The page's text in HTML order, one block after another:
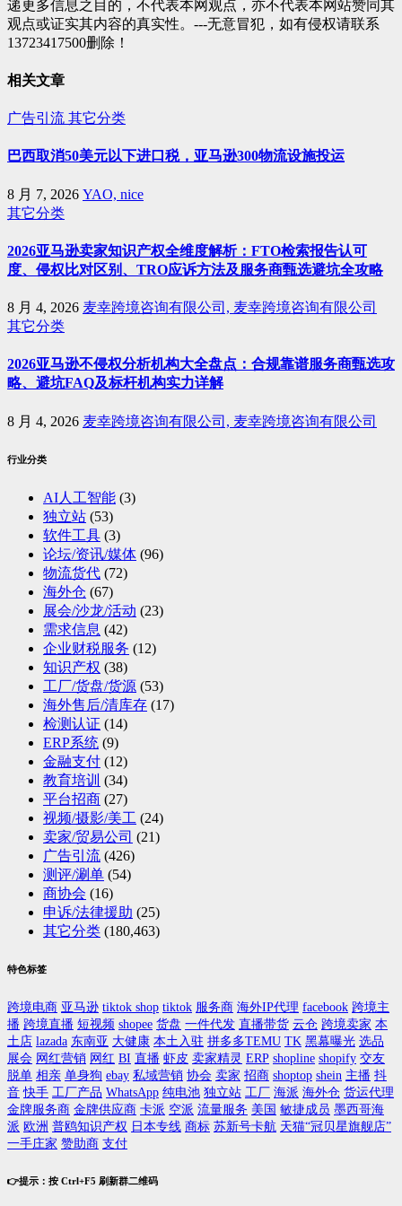
递更多信息之目的，不代表本网观点，亦不代表本网站赞同其
观点或证实其内容的真实性。---无意冒犯，如有侵权请联系
13723417500删除！
相关文章
广告引流 其它分类
巴西取消50美元以下进口税，亚马逊300物流设施投运
8 月 7, 2026 YAO, nice
其它分类
2026亚马逊卖家知识产权全维度解析：FTO检索报告认可
度、侵权比对区别、TRO应诉方法及服务商甄选避坑全攻略
8 月 4, 2026 麦幸跨境咨询有限公司, 麦幸跨境咨询有限公司
其它分类
2026亚马逊不侵权分析机构大全盘点：合规靠谱服务商甄选攻
略、避坑FAQ及标杆机构实力详解
8 月 4, 2026 麦幸跨境咨询有限公司, 麦幸跨境咨询有限公司
行业分类
AI人工智能 (3)
独立站 (53)
软件工具 (3)
论坛/资讯/媒体 (96)
物流货代 (72)
海外仓 (67)
展会/沙龙/活动 (23)
需求信息 (42)
企业财税服务 (12)
知识产权 (38)
工厂/货盘/货源 (53)
海外售后/清库存 (17)
检测认证 (14)
ERP系统 (9)
金融支付 (12)
教育培训 (34)
平台招商 (27)
视频/摄影/美工 (24)
卖家/贸易公司 (21)
广告引流 (426)
测评/涮单 (54)
商协会 (16)
申诉/法律援助 (25)
其它分类 (180,463)
特色标签
跨境电商 亚马逊 tiktok shop tiktok 服务商 海外IP代理 facebook 跨境主
播 跨境直播 短视频 shopee 货盘 一件代发 直播带货 云仓 跨境卖家 本
土店 lazada 东南亚 大健康 本土入驻 拼多多TEMU TK 黑幕曝光 选品
展会 网红营销 网红 BI 直播 虾皮 卖家精灵 ERP shopline shopify 交友
脱单 相亲 单身狗 ebay 私域营销 协会 卖家 招商 shoptop shein 主播 抖
音 快手 工厂产品 WhatsApp 纯电池 独立站 工厂 海派 海外仓 货运代理
金牌服务商 金牌供应商 卡派 空派 流量服务 美国 敏捷成员 墨西哥海
派 欧洲 普鸥知识产权 日本专线 商标 苏新号卡航 天猫“冠贝星旗舰店”
一手庄家 赞助商 支付
👉提示：按 Ctrl+F5 刷新群二维码